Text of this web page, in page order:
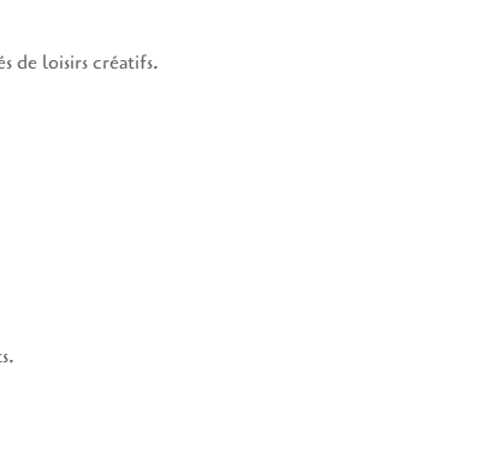
de loisirs créatifs.